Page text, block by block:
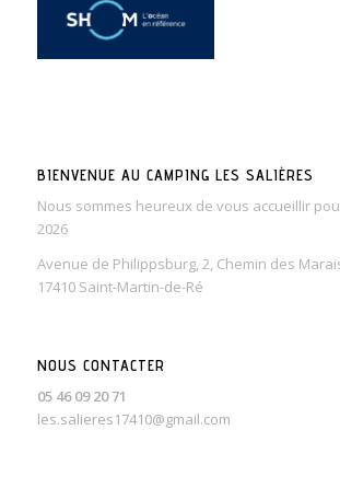
BIENVENUE AU CAMPING LES SALIÈRES
Nous sommes heureux de vous accueillir
2026
Avenue de Philippsburg, 2, Chemin des
17410 Saint-Martin-de-Ré
NOUS CONTACTER
05 46 09 20 71
les.salieres17410@gmail.com